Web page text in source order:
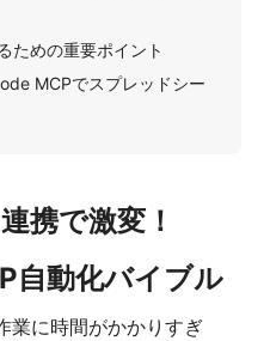
ための重要ポイント
MCPでスプレッドシー
携で激変！
自動化バイブル
業に時間がかかりすぎ